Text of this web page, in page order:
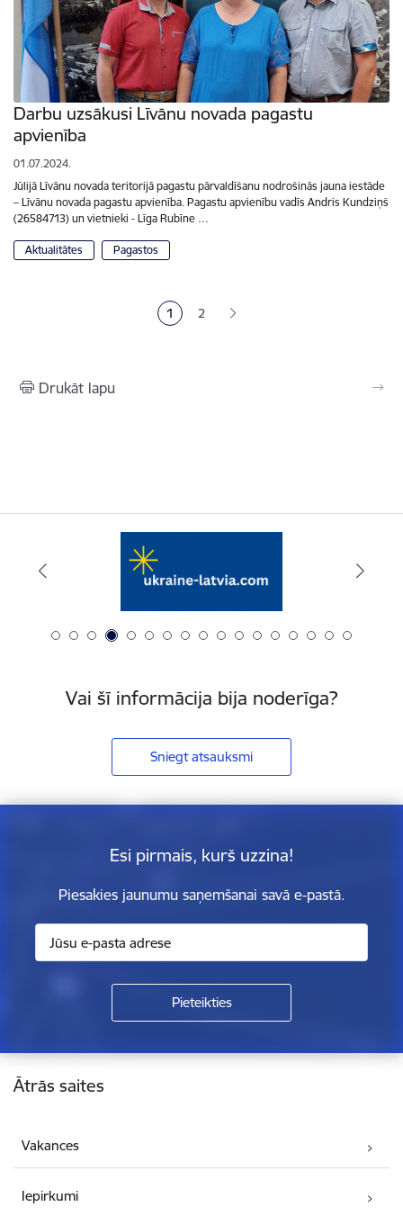
Darbu uzsākusi Līvānu novada pagastu
apvienība
01.07.2024.
Jūlijā Līvānu novada teritorijā pagastu pārvaldīšanu nodrošinās jauna iestāde
– Līvānu novada pagastu apvienība. Pagastu apvienību vadīs Andris Kundziņš
(26584713) un vietnieki - Līga Rubīne …
Aktualitātes Pagastos
Pašreizējā lapa
1 Lapa
2
Drukāt lapu
Vai šī informācija bija noderīga?
Sniegt atsauksmi
Esi pirmais, kurš uzzina!
Piesakies jaunumu saņemšanai savā e-pastā.
Kājene
Ātrās saites
Vakances
Iepirkumi